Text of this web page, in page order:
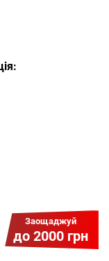
Заощаджуй
до 2000 грн